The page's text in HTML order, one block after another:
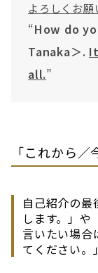
よろしくお願
“How do
Tanaka＞.
all.”
「これから
自己紹介の
します。」や
言いたい場合
てください。